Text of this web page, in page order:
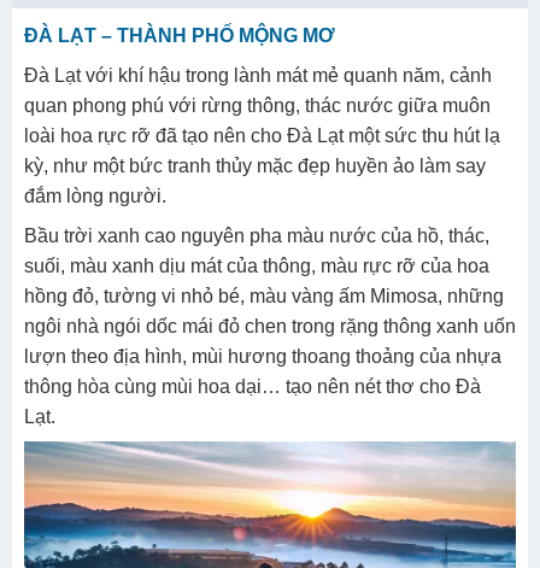
ĐÀ LẠT – THÀNH PHỐ MỘNG MƠ
Đà Lạt với khí hậu trong lành mát mẻ quanh năm, cảnh
quan phong phú với rừng thông, thác nước giữa muôn
loài hoa rực rỡ đã tạo nên cho Đà Lạt một sức thu hút lạ
kỳ, như một bức tranh thủy mặc đẹp huyền ảo làm say
đắm lòng người.
Bầu trời xanh cao nguyên pha màu nước của hồ, thác,
suối, màu xanh dịu mát của thông, màu rực rỡ của hoa
hồng đỏ, tường vi nhỏ bé, màu vàng ấm Mimosa, những
ngôi nhà ngói dốc mái đỏ chen trong rặng thông xanh uốn
lượn theo địa hình, mùi hương thoang thoảng của nhựa
thông hòa cùng mùi hoa dại… tạo nên nét thơ cho Đà
Lạt.